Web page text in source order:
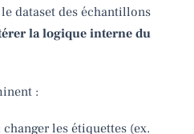
dataset des échantillons
la logique interne du
:
les étiquettes (ex.